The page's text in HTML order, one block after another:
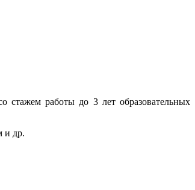
стажем работы до 3 лет образовательных
и др.